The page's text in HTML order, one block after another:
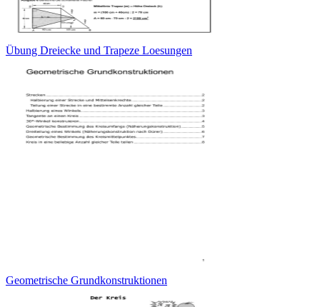
Übung Dreiecke und Trapeze Loesungen
Geometrische Grundkonstruktionen